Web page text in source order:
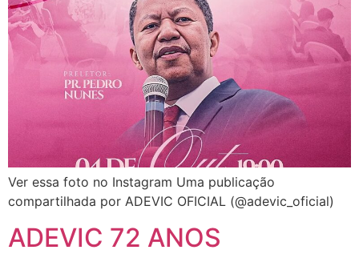
Ver essa foto no Instagram Uma publicação
compartilhada por ADEVIC OFICIAL (@adevic_oficial)
ADEVIC 72 ANOS